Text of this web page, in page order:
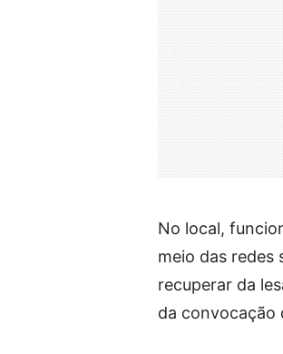
No local,
meio das redes
recuperar da
da convocação